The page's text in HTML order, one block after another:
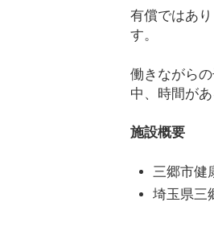
有償ではあ
す。
働きながら
中、時間が
施設概要
三郷市健
埼玉県三